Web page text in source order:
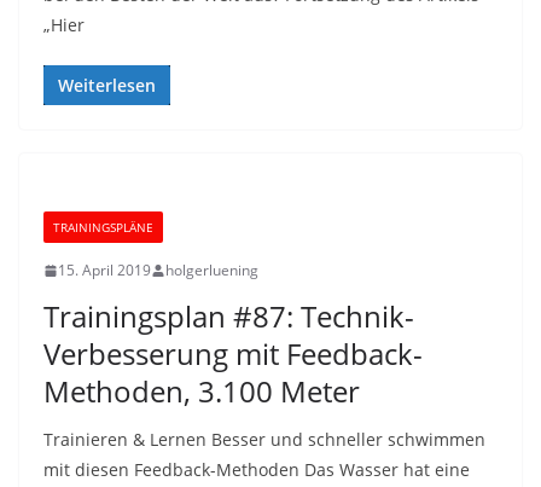
„Hier
Weiterlesen
TRAININGSPLÄNE
15. April 2019 holgerluening
Trainingsplan #87: Technik-
Verbesserung mit Feedback-
Methoden, 3.100 Meter
Trainieren & Lernen Besser und schneller schwimmen
mit diesen Feedback-Methoden Das Wasser hat eine